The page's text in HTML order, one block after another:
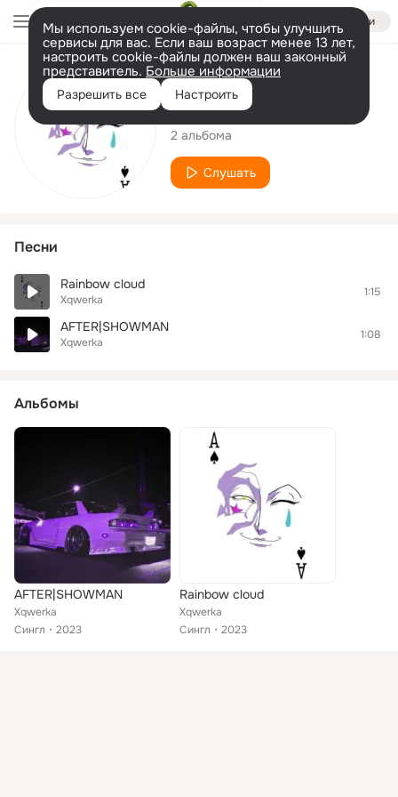
Войти
Мы используем cookie-файлы, чтобы улучшить
сервисы для вас. Если ваш возраст менее 13 лет,
настроить cookie-файлы должен ваш законный
представитель. Больше информации
Разрешить все Настроить
Исполнитель
Xqwerka
2 альбома
Слушать
Песни
Rainbow cloud
Xqwerka
1:15
AFTER|SHOWMAN
Xqwerka
1:08
Альбомы
AFTER|SHOWMAN
Xqwerka
Сингл
2023
Rainbow cloud
Xqwerka
Сингл
2023